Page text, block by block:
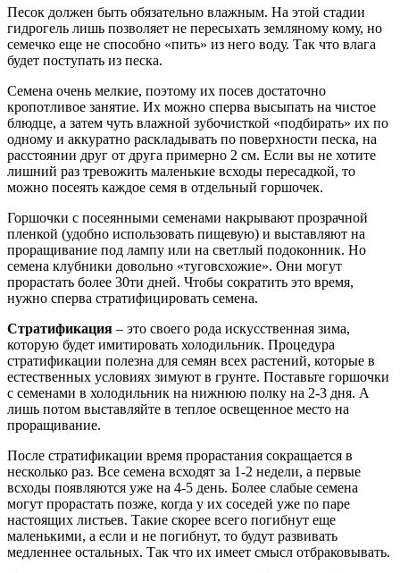
Песок должен быть обязательно влажным. На этой стадии
гидрогель лишь позволяет не пересыхать земляному кому, но
семечко еще не способно «пить» из него воду. Так что влага
будет поступать из песка.
Семена очень мелкие, поэтому их посев достаточно
кропотливое занятие. Их можно сперва высыпать на чистое
блюдце, а затем чуть влажной зубочисткой «подбирать» их по
одному и аккуратно раскладывать по поверхности песка, на
расстоянии друг от друга примерно 2 см. Если вы не хотите
лишний раз тревожить маленькие всходы пересадкой, то
можно посеять каждое семя в отдельный горшочек.
Горшочки с посеянными семенами накрывают прозрачной
пленкой (удобно использовать пищевую) и выставляют на
проращивание под лампу или на светлый подоконник. Но
семена клубники довольно «туговсхожие». Они могут
прорастать более 30ти дней. Чтобы сократить это время,
нужно сперва стратифицировать семена.
Стратификация – это своего рода искусственная зима,
которую будет имитировать холодильник. Процедура
стратификации полезна для семян всех растений, которые в
естественных условиях зимуют в грунте. Поставьте горшочки
с семенами в холодильник на нижнюю полку на 2-3 дня. А
лишь потом выставляйте в теплое освещенное место на
проращивание.
После стратификации время прорастания сокращается в
несколько раз. Все семена всходят за 1-2 недели, а первые
всходы появляются уже на 4-5 день. Более слабые семена
могут прорастать позже, когда у их соседей уже по паре
настоящих листьев. Такие скорее всего погибнут еще
маленькими, а если и не погибнут, то будут развивать
медленнее остальных. Так что их имеет смысл отбраковывать.